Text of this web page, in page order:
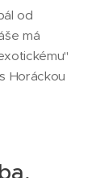
od
má
Horáckou